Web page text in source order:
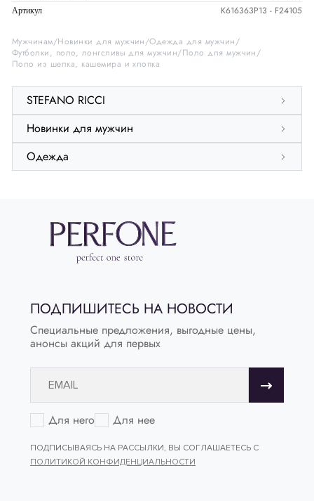
Артикул K616363P13 - F24105
Мужчинам Новинки для мужчин Одежда для мужчин
Футболки, поло, лонгсливы для мужчин Поло для мужчин
Поло из шелка, кашемира и хлопка
STEFANO RICCI
Новинки для мужчин
Одежда
ПОДПИШИТЕСЬ НА НОВОСТИ
Специальные предложения, выгодные цены,
анонсы акций для первых
Для него Для нее
ПОДПИСЫВАЯСЬ НА РАССЫЛКИ, ВЫ СОГЛАШАЕТЕСЬ С
ПОЛИТИКОЙ КОНФИДЕНЦИАЛЬНОСТИ